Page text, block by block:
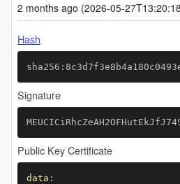
2 months ago (2026-05-
Hash
Signature
Public Key Certificate
data :